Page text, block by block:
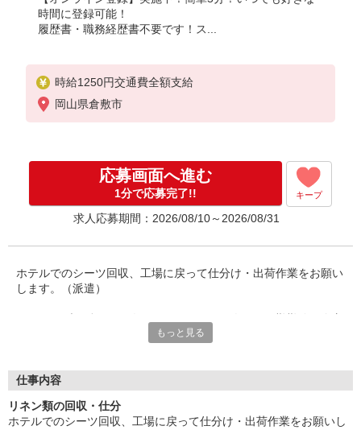
時間に登録可能！
履歴書・職務経歴書不要です！ス...
時給1250円交通費全額支給
岡山県倉敷市
応募画面へ進む
1分で応募完了!! キープ
求人応募期間：2026/08/10～2026/08/31
ホテルでのシーツ回収、工場に戻って仕分け・出荷作業をお願い
します。（派遣）
からは自分の時間がたっぷり取れます。
■お友達紹介キャンペーン！デジタルギフト3000円分プレゼント
『テクノ・サービス』は、派遣業界大手スタッフサービスグルー
プです。
もっと見る
仕事内容
リネン類の回収・仕分
ホテルでのシーツ回収、工場に戻って仕分け・出荷作業をお願いし